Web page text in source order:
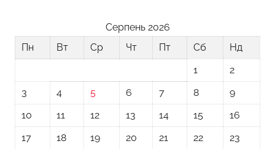
Серпень 2026
Пн
Вт Ср Чт Пт Сб
Нд
1
2
3
4 5 6 7 8
9
10
11 12 13 14 15
16
17
18 19 20 21 22 23